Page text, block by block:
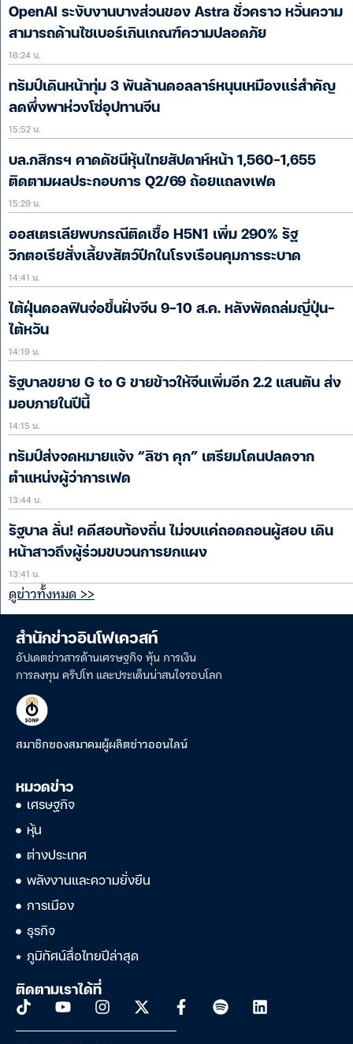
OpenAI ระงับงานบางส่วนของ Astra ชั่วคราว หวั่นความ
สามารถด้านไซเบอร์เกินเกณฑ์ความปลอดภัย
16:24 น.
ทรัมป์เดินหน้าทุ่ม 3 พันล้านดอลลาร์หนุนเหมืองแร่สำคัญ
ลดพึ่งพาห่วงโซ่อุปทานจีน
15:52 น.
บล.กสิกรฯ คาดดัชนีหุ้นไทยสัปดาห์หน้า 1,560-1,655
ติดตามผลประกอบการ Q2/69 ถ้อยแถลงเฟด
15:29 น.
ออสเตรเลียพบกรณีติดเชื้อ H5N1 เพิ่ม 290% รัฐ
วิกตอเรียสั่งเลี้ยงสัตว์ปีกในโรงเรือนคุมการระบาด
14:41 น.
ไต้ฝุ่นดอลฟินจ่อขึ้นฝั่งจีน 9-10 ส.ค. หลังพัดถล่มญี่ปุ่น-
ไต้หวัน
14:19 น.
รัฐบาลขยาย G to G ขายข้าวให้จีนเพิ่มอีก 2.2 แสนตัน ส่ง
มอบภายในปีนี้
14:15 น.
ทรัมป์ส่งจดหมายแจ้ง “ลิซา คุก” เตรียมโดนปลดจาก
ตำแหน่งผู้ว่าการเฟด
13:44 น.
รัฐบาล ลั่น! คดีสอบท้องถิ่น ไม่จบแค่ถอดถอนผู้สอบ เดิน
หน้าสาวถึงผู้ร่วมขบวนการยกแผง
13:41 น.
ดูข่าวทั้งหมด >>
สำนักข่าวอินโฟเควสท์
อัปเดตข่าวสารด้านเศรษฐกิจ หุ้น การเงิน
การลงทุน คริปโท และประเด็นน่าสนใจรอบโลก
สมาชิกของสมาคมผู้ผลิตข่าวออนไลน์
หมวดข่าว
เศรษฐกิจ
หุ้น
ต่างประเทศ
พลังงานและความยั่งยืน
การเมือง
ธุรกิจ
ภูมิทัศน์สื่อไทยปีล่าสุด
ติดตามเราได้ที่